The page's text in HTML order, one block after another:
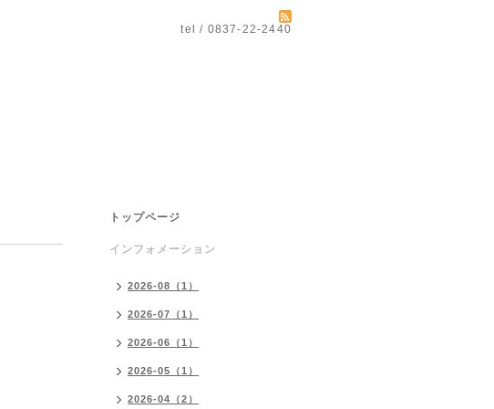
tel / 0837-22-2440
トップページ
インフォメーション
2026-08（1）
2026-07（1）
2026-06（1）
2026-05（1）
2026-04（2）